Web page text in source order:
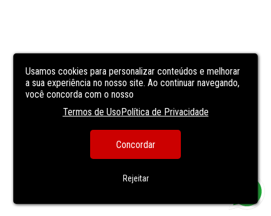
Usamos cookies para personalizar conteúdos e melhorar
a sua experiência no nosso site. Ao continuar navegando,
você concorda com o nosso
Termos de UsoPolítica de Privacidade
Concordar
Rejeitar